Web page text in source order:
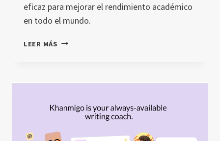
eficaz para mejorar el rendimiento académico
en todo el mundo.
LEER MÁS QUIZLET: